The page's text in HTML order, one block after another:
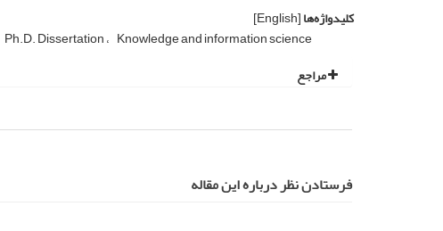
کلیدواژه‌ها[English]
Ph.D. Dissertation Knowledge and information science
مراجع
فرستادن نظر درباره این مقاله